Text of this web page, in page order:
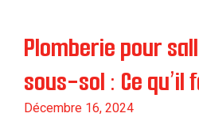
Plomberie pour
sous-sol : Ce qu’il
Décembre 16, 2024